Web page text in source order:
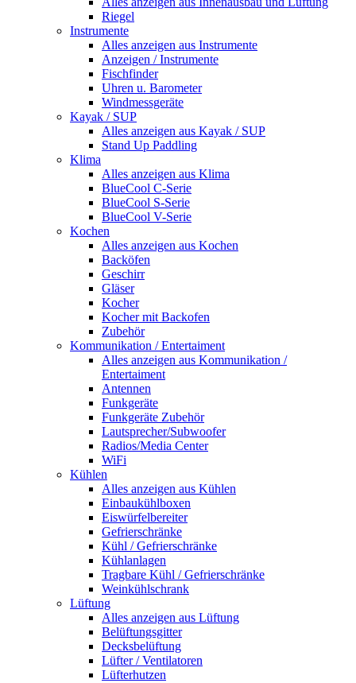
Riegel
Instrumente
Alles anzeigen aus Instrumente
Anzeigen / Instrumente
Fischfinder
Uhren u. Barometer
Windmessgeräte
Kayak / SUP
Alles anzeigen aus Kayak / SUP
Stand Up Paddling
Klima
Alles anzeigen aus Klima
BlueCool C-Serie
BlueCool S-Serie
BlueCool V-Serie
Kochen
Alles anzeigen aus Kochen
Backöfen
Geschirr
Gläser
Kocher
Kocher mit Backofen
Zubehör
Kommunikation / Entertaiment
Alles anzeigen aus Kommunikation /
Entertaiment
Antennen
Funkgeräte
Funkgeräte Zubehör
Lautsprecher/Subwoofer
Radios/Media Center
WiFi
Kühlen
Alles anzeigen aus Kühlen
Einbaukühlboxen
Eiswürfelbereiter
Gefrierschränke
Kühl / Gefrierschränke
Kühlanlagen
Tragbare Kühl / Gefrierschränke
Weinkühlschrank
Lüftung
Alles anzeigen aus Lüftung
Belüftungsgitter
Decksbelüftung
Lüfter / Ventilatoren
Lüfterhutzen